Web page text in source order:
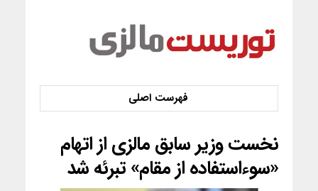
نخست وزیر سابق مالزی از اتهام
«سوء‌استفاده از مقام» تبرئه شد